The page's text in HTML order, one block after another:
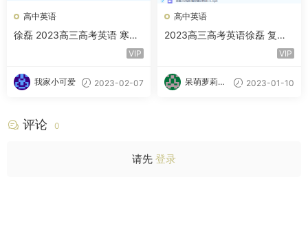
高中英语
徐磊 2023高三高考英语 寒假
VIP
我家小可爱 2023-02-07
高中英语
2023高三高考英语徐磊 复读
VIP
呆萌萝莉甜
2023-01-10
评论 0
请先 登录